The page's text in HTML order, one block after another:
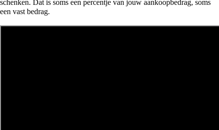
schenken. Dat is soms een percentje van jouw aankoopbedrag, soms
een vast bedrag.